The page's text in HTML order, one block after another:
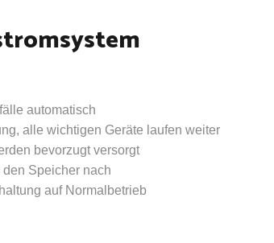
automatisch
alle wichtigen Geräte laufen weiter
bevorzugt versorgt
Speicher nach
auf Normalbetrieb